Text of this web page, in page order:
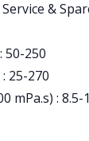
&
50-250
25-270
mPa.s) : 8.5-